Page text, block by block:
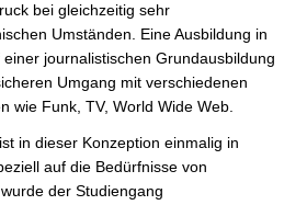
bei gleichzeitig sehr
Umständen. Eine Ausbildung in
journalistischen Grundausbildung
Umgang mit verschiedenen
wie Funk, TV, World Wide Web.
in dieser Konzeption einmalig in
auf die Bedürfnisse von
der Studiengang